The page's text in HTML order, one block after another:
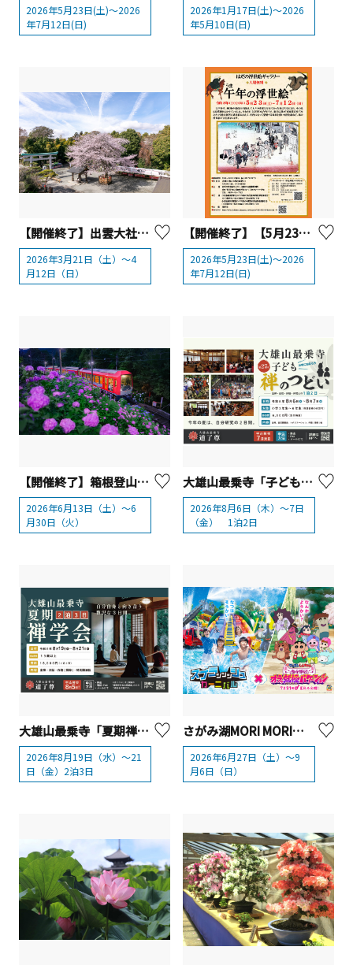
2026年5月23日(土)～2026
年7月12日(日)
2026年1月17日(土)～2026
年5月10日(日)
【開催終了】出雲大社相模分祠「南はだの村 桜まつり」【秦野市】
2026年3月21日（土）～4
月12日（日）
【開催終了】【5月23日～7月12日】はだの浮世絵ギャラリー「午の浮世絵」【 秦野市 】
2026年5月23日(土)～2026
年7月12日(日)
【開催終了】箱根登山鉄道「夜のあじさい号」運行
2026年6月13日（土）～6
月30日（火）
大雄山最乗寺「子ども禅のつどい」【南足柄市】
2026年8月6日（木）～7日
（金） 1泊2日
大雄山最乗寺「夏期禅学会」【南足柄市】
2026年8月19日（水）～21
日（金）2泊3日
さがみ湖MORI MORI「スプラッッッシュカーニバル」2026
2026年6月27日（土）～9
月6日（日）